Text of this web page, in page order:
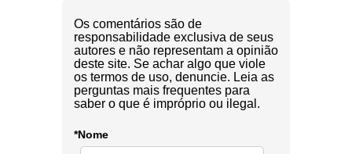
Os comentários são de
responsabilidade exclusiva de seus
autores e não representam a opinião
deste site. Se achar algo que viole
os termos de uso, denuncie. Leia as
perguntas mais frequentes para
saber o que é impróprio ou ilegal.
*Nome